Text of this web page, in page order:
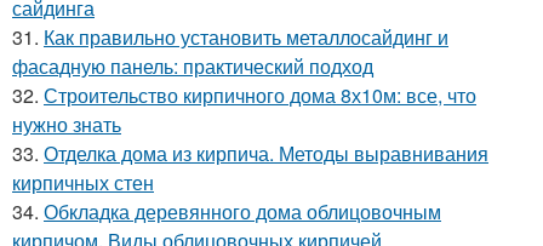
сайдинга
31. Как правильно установить металлосайдинг и
фасадную панель: практический подход
32. Строительство кирпичного дома 8х10м: все, что
нужно знать
33. Отделка дома из кирпича. Методы выравнивания
кирпичных стен
34. Обкладка деревянного дома облицовочным